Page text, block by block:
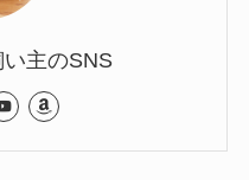
主のSNS